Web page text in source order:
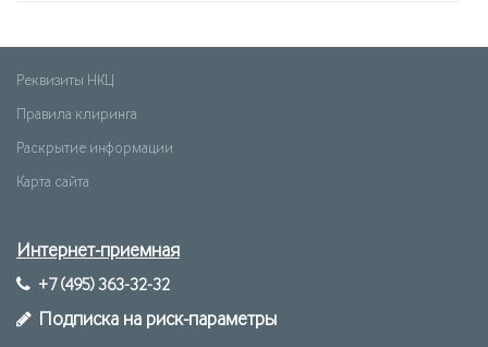
Реквизиты НКЦ
Правила клиринга
Раскрытие информации
Карта сайта
Интернет-приемная
+7 (495) 363-32-32
Подписка на риск-параметры